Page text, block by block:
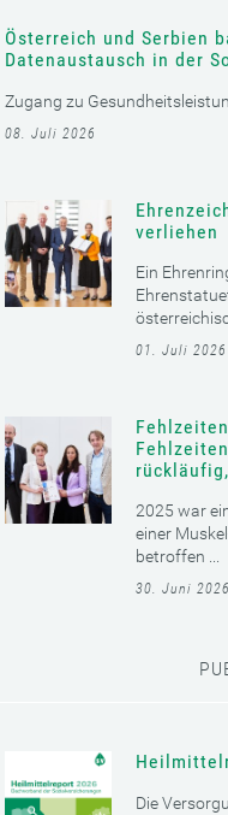
Österreich und Serbien
Datenaustausch in der
Zugang zu
08. Juli 2026
verliehen
Ein
01. Juli 2026
2025 war
einer
betroffen ...
30. Juni 2026
Die